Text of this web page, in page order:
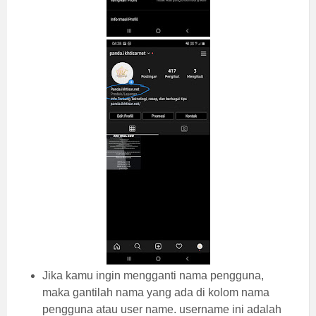
Jika kamu ingin mengganti nama pengguna,
maka gantilah nama yang ada di kolom nama
pengguna atau user name. username ini adalah